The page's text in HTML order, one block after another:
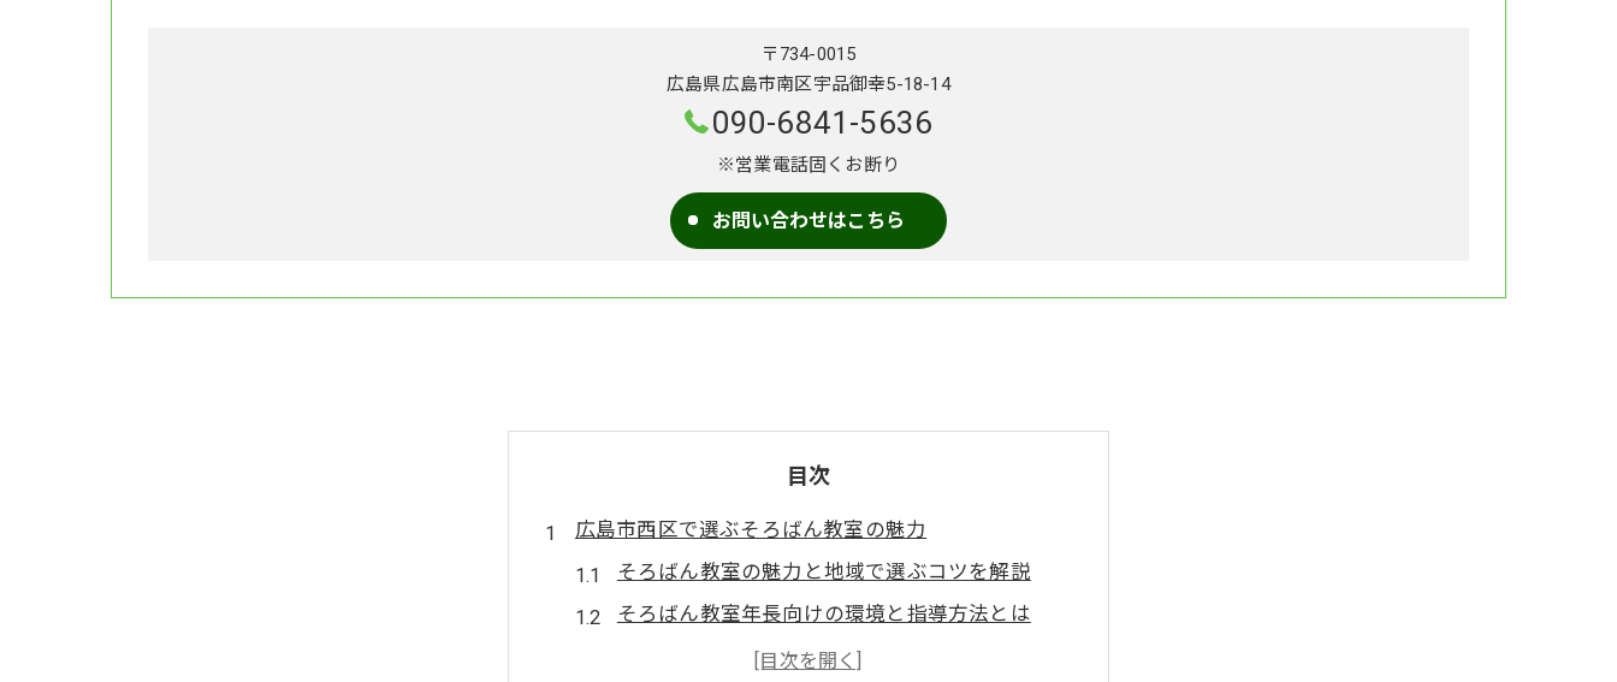
〒734-0015
広島県広島市南区宇品御幸5-18-14
090-6841-5636
※営業電話固くお断り
お問い合わせはこちら
目次
広島市西区で選ぶそろばん教室の魅力
そろばん教室の魅力と地域で選ぶコツを解説
そろばん教室年長向けの環境と指導方法とは
そろばん教室の料金相場を比較し安心の選び方